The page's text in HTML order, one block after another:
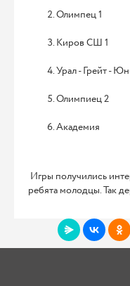
Олимпец 1
Киров СШ 1
Урал - Грейт -
Олимпиец 2
Академия
Игры получились
ребята молодцы. Так